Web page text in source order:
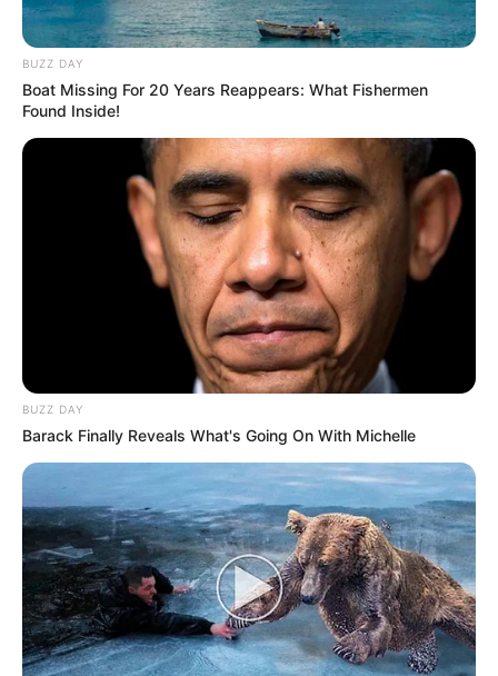
BUZZ DAY
Boat Missing For 20 Years Reappears: What Fishermen
Found Inside!
BUZZ DAY
Barack Finally Reveals What's Going On With Michelle